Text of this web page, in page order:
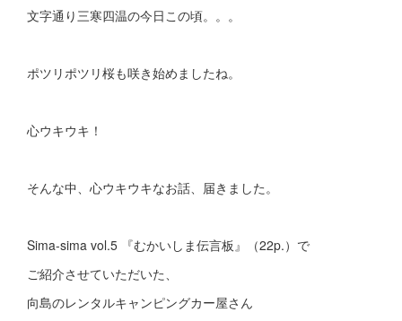
文字通り三寒四温の今日この頃。。。
ポツリポツリ桜も咲き始めましたね。
心ウキウキ！
そんな中、心ウキウキなお話、届きました。
Sima-sima vol.5 『むかいしま伝言板』（22p.）で
ご紹介させていただいた、
向島のレンタルキャンピングカー屋さん